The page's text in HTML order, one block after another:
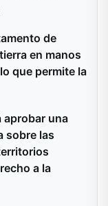
de
en manos
que permite la
aprobar una
sobre las
a la